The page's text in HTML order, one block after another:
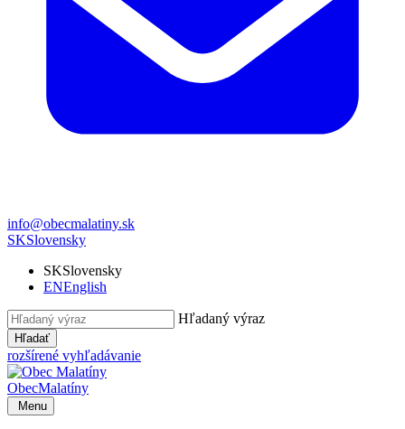
info@obecmalatiny.sk
SKSlovensky
SKSlovensky
ENEnglish
Hľadaný výraz
Hľadať
rozšírené vyhľadávanie
ObecMalatíny
Menu